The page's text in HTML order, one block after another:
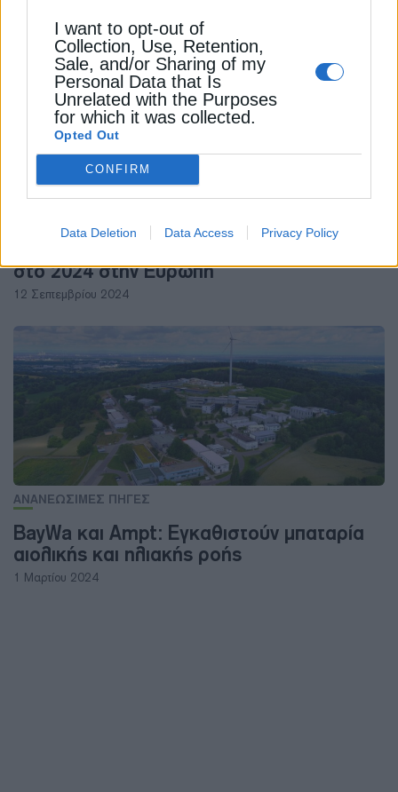
I want to opt-out of
Collection, Use, Retention,
Sale, and/or Sharing of my
Personal Data that Is
Unrelated with the Purposes
for which it was collected.
Opted Out
CONFIRM
Data Deletion Data Access Privacy Policy
στο 2024 στην Ευρώπη
12 Σεπτεμβρίου 2024
ΑΝΑΝΕΩΣΙΜΕΣ ΠΗΓΕΣ
BayWa και Ampt: Εγκαθιστούν μπαταρία
αιολικής και ηλιακής ροής
1 Μαρτίου 2024